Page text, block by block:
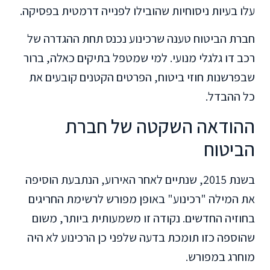
עלו בעיות ניסוחיות שהובילו לפנייה דרמטית בפסיקה.
חברת הביטוח טענה שרכינוע נכנס תחת ההגדרה של
רכב דו גלגלי מנועי. למי שמטפל בתיקים כאלה, ברור
שבפרשנות חוזי ביטוח, הפרטים הקטנים קובעים את
כל ההבדל.
ההודאה השקטה של חברת
הביטוח
בשנת 2015, שנתיים לאחר האירוע, הנתבעת הוסיפה
את המילה "רכינוע" באופן מפורש לרשימת החריגים
בחוזיה החדשים. נקודה זו משמעותית ביותר, משום
שהוספה כזו תומכת בדעה שלפני כן הרכינוע לא היה
מוחרג במפורש.